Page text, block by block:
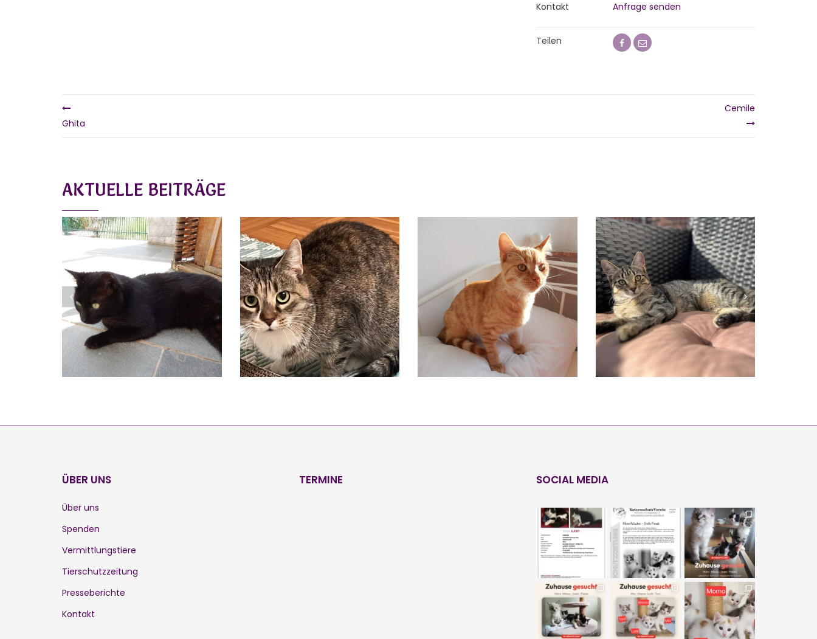
Kontakt Anfrage senden
Teilen
Ghita
Cemile
AKTUELLE BEITRÄGE
Vermittelt
LEONIE
Vermittelt
CHARLIE
Vermittelt
LUNA
Vermittelt
ÜBER UNS
Über uns
Spenden
Vermittlungstiere
Tierschutzzeitung
Presseberichte
Kontakt
TERMINE SOCIAL MEDIA